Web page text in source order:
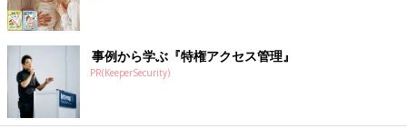
事例から学ぶ『特権アクセス管理』
PR(KeeperSecurity)